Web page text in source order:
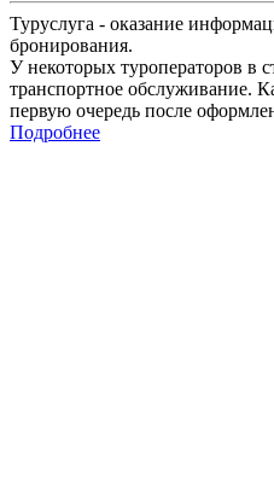
Туруслуга - оказание
бронирования.
У некоторых туроператоров в
транспортное обслуживание.
первую очередь после
Подробнее